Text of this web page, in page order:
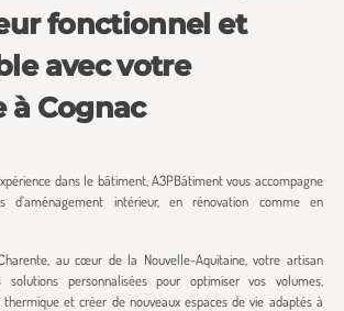
fonctionnel et
avec votre
à Cognac
dans le bâtiment, A3PBâtiment vous accompagne
d’aménagement intérieur, en rénovation comme en
au cœur de la Nouvelle-Aquitaine, votre artisan
solutions personnalisées pour optimiser vos volumes,
et créer de nouveaux espaces de vie adaptés à